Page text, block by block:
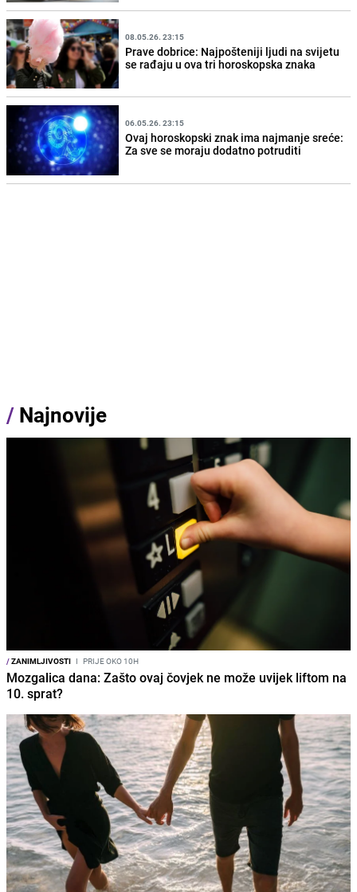
08.05.26. 23:15
Prave dobrice: Najpošteniji ljudi na svijetu
se rađaju u ova tri horoskopska znaka
06.05.26. 23:15
Ovaj horoskopski znak ima najmanje sreće:
Za sve se moraju dodatno potruditi
/ Najnovije
/ZANIMLJIVOSTI I PRIJE OKO 10H
Mozgalica dana: Zašto ovaj čovjek ne može uvijek liftom na
10. sprat?